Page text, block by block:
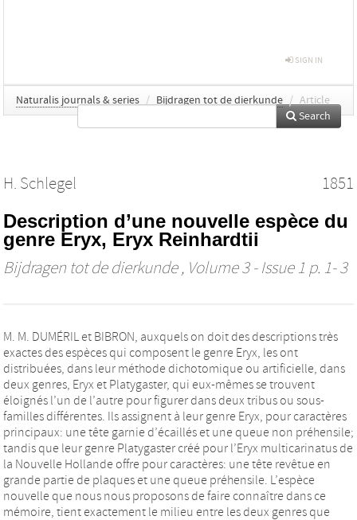
SIGN IN
Naturalis journals & series / Bijdragen tot de dierkunde / Article
Search
H. Schlegel 1851
Description d’une nouvelle espèce du
genre Eryx, Eryx Reinhardtii
Bijdragen tot de dierkunde, Volume 3 - Issue 1 p. 1- 3
M. M. DUMÉRIL et BIBRON, auxquels on doit des descriptions très
exactes des espèces qui composent le genre Eryx, les ont
distribuées, dans leur méthode dichotomique ou artificielle, dans
deux genres, Eryx et Platygaster, qui eux-mêmes se trouvent
éloignés l’un de l’autre pour figurer dans deux tribus ou sous-
familles différentes. Ils assignent à leur genre Eryx, pour caractères
principaux: une tête garnie d’écaillés et une queue non préhensile;
tandis que leur genre Platygaster créé pour l’Eryx multicarinatus de
la Nouvelle Hollande offre pour caractères: une tête revêtue en
grande partie de plaques et une queue préhensile. L’espèce
nouvelle que nous nous proposons de faire connaître dans ce
mémoire, tient exactement le milieu entre les deux genres que